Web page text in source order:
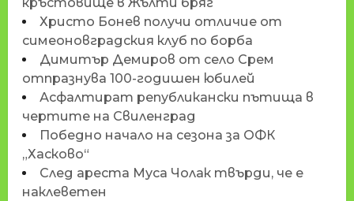
Христо Бонев получи отличие от
симеоновградския клуб по борба
Димитър Демиров от село Срем
отпразнува 100-годишен юбилей
Асфалтират републикански пътища в
чертите на Свиленград
Победно начало на сезона за ОФК
„Хасково“
След ареста Муса Чолак твърди, че е
наклеветен